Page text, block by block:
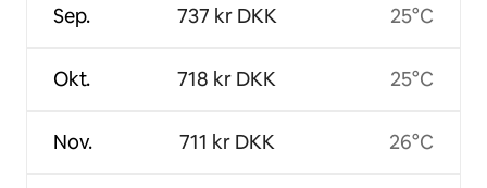
Sep.
Okt.
Nov.
737 kr DKK
718 kr DKK
711 kr DKK
25°C
25°C
26°C